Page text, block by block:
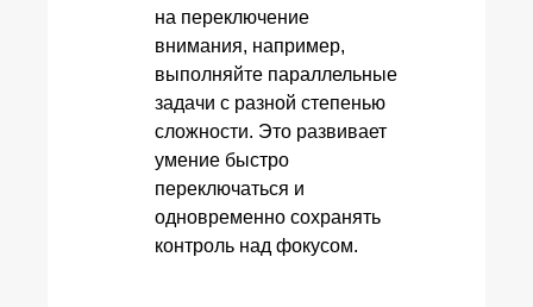
на переключение
внимания, например,
выполняйте параллельные
задачи с разной степенью
сложности. Это развивает
умение быстро
переключаться и
одновременно сохранять
контроль над фокусом.